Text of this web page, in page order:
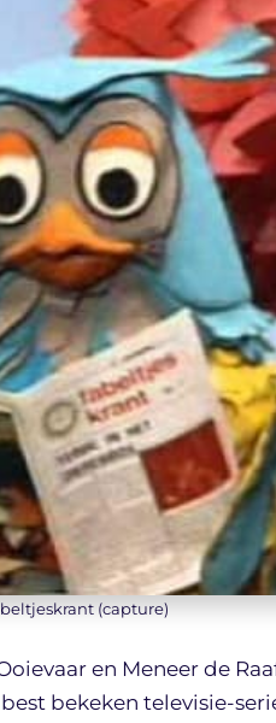
(capture)
en Meneer de
bekeken televisie-